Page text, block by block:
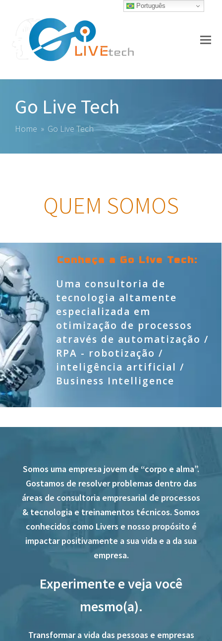
Go Live Tech
Home » Go Live Tech
QUEM SOMOS
Somos uma empresa jovem de “corpo e alma”.
Gostamos de resolver problemas dentro das
áreas de consultoria empresarial de processos
& tecnologia e treinamentos técnicos. Somos
conhecidos como Livers e nosso propósito é
impactar positivamente a sua vida e a da sua
empresa.
Experimente e veja você
mesmo(a).
Transformar a vida das pessoas e empresas
Português